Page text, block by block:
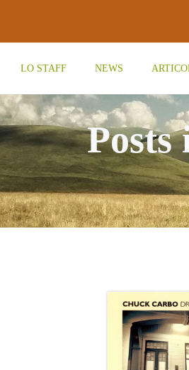
LO STAFF NEWS